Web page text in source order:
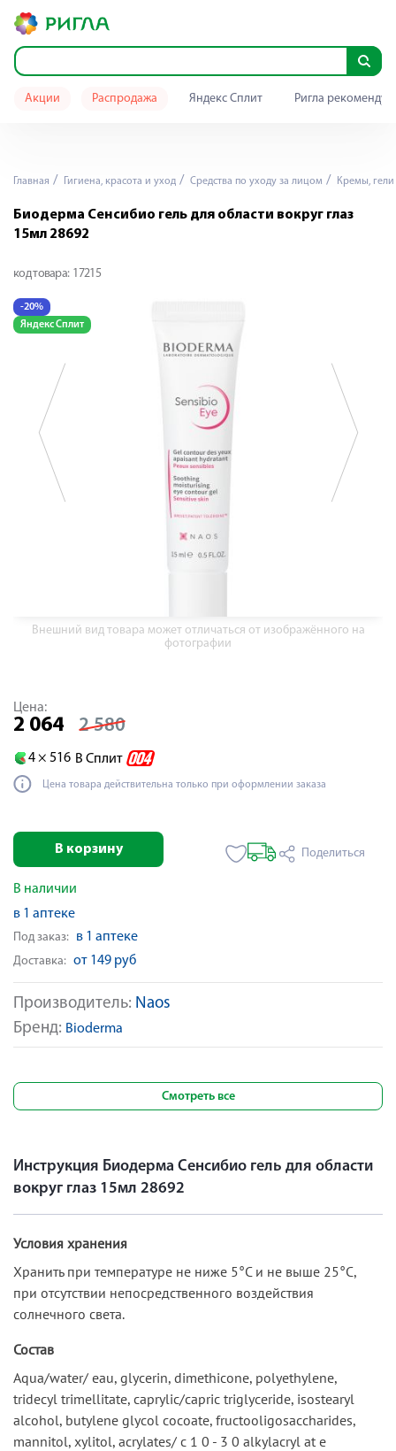
Акции Распродажа Яндекс Сплит Ригла
Главная Гигиена, красота и уход Средства по уходу за лицом Кремы,
Биодерма Сенсибио гель для области вокруг глаз
15мл 28692
код товара: 17215
-20%
Яндекс Сплит
Внешний вид товара может отличаться от изображённого на
фотографии
Производитель: Naos
Бренд: Bioderma
Цена:
2 064 2 580
4 × 516 В Сплит
Цена товара действительна только при оформлении заказа
В корзину Поделиться
В наличии
в 1 аптеке
Под заказ: в 1 аптеке
Доставка: от 149 руб
Смотреть все
Инструкция Биодерма Сенсибио гель для области
вокруг глаз 15мл 28692
Условия хранения
Хранить при температуре не ниже 5°С и не выше 25°С,
при отсутствии непосредственного воздействия
солнечного света.
Состав
Aqua/water/ eau, glycerin, dimethicone, polyethylene,
tridecyl trimellitate, caprylic/capric triglyceride, isostearyl
alcohol, butylene glycol cocoate, fructooligosaccharides,
mannitol, xylitol, acrylates/ c 1 0 - 3 0 alkylacryl at e